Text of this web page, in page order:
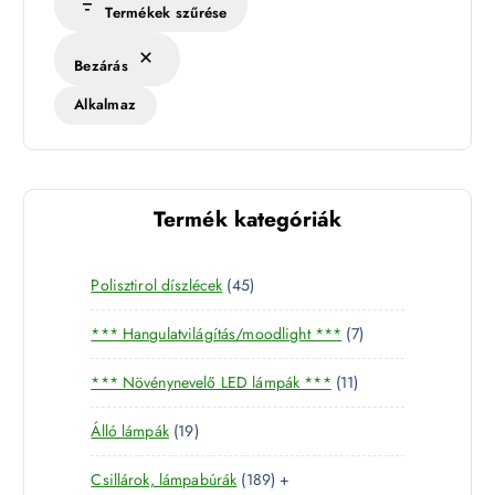
Termékek szűrése
Bezárás
Alkalmaz
Termék kategóriák
Polisztirol díszlécek 454
5
t
e
r
m
k
*** Hangulatvilágítás/moodlight *** 77
t
r
é
*** Növénynevelő LED lámpák *** 111
1
e
Álló lámpák 191
9
t
Csillárok, lámpabúrák 1891 +